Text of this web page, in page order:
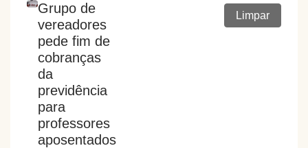
Limpar
Grupo de
vereadores
pede fim de
cobranças
da
previdência
para
professores
aposentados